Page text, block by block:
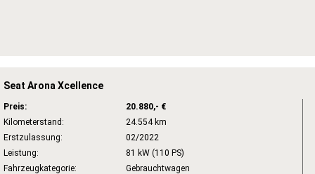
Seat Arona Xcellence
Preis:
20.880,- €
Kilometerstand:
24.554 km
Erstzulassung:
02/2022
Leistung:
81 kW (110 PS)
Fahrzeugkategorie:
Gebrauchtwagen